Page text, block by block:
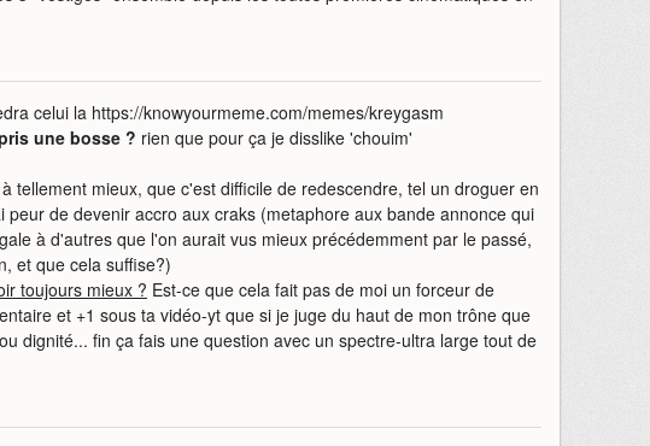
celui la https://knowyourmeme.com/memes/kreygasm
une bosse ? rien que pour ça je disslike 'chouim'
tellement mieux, que c'est difficile de redescendre, tel un droguer en
peur de devenir accro aux craks (metaphore aux bande annonce qui
à d'autres que l'on aurait vus mieux précédemment par le passé,
et que cela suffise?)
toujours mieux ? Est-ce que cela fait pas de moi un forceur de
et +1 sous ta vidéo-yt que si je juge du haut de mon trône que
dignité... fin ça fais une question avec un spectre-ultra large tout de